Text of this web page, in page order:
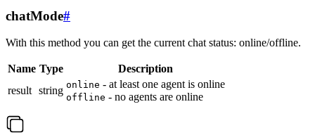
chatMode#
With this method you can get the current chat status: online/offline.
Name Type
Description
result string online - at least one agent is online
offline - no agents are online